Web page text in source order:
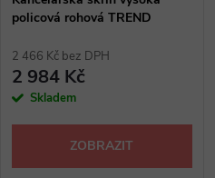
policová rohová TREND
2 466 Kč bez DPH
2 984 Kč
Skladem
ZOBRAZIT